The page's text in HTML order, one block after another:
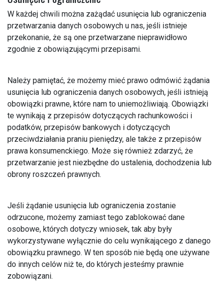
W każdej chwili można zażądać usunięcia lub ograniczenia
przetwarzania danych osobowych u nas, jeśli istnieje
przekonanie, że są one przetwarzane nieprawidłowo
zgodnie z obowiązującymi przepisami.
Należy pamiętać, że możemy mieć prawo odmówić żądania
usunięcia lub ograniczenia danych osobowych, jeśli istnieją
obowiązki prawne, które nam to uniemożliwiają. Obowiązki
te wynikają z przepisów dotyczących rachunkowości i
podatków, przepisów bankowych i dotyczących
przeciwdziałania praniu pieniędzy, ale także z przepisów
prawa konsumenckiego. Może się również zdarzyć, że
przetwarzanie jest niezbędne do ustalenia, dochodzenia lub
obrony roszczeń prawnych.
Jeśli żądanie usunięcia lub ograniczenia zostanie
odrzucone, możemy zamiast tego zablokować dane
osobowe, których dotyczy wniosek, tak aby były
wykorzystywane wyłącznie do celu wynikającego z danego
obowiązku prawnego. W ten sposób nie będą one używane
do innych celów niż te, do których jesteśmy prawnie
zobowiązani.